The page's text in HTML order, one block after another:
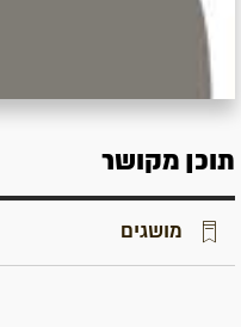
תוכן מקושר
מושגים